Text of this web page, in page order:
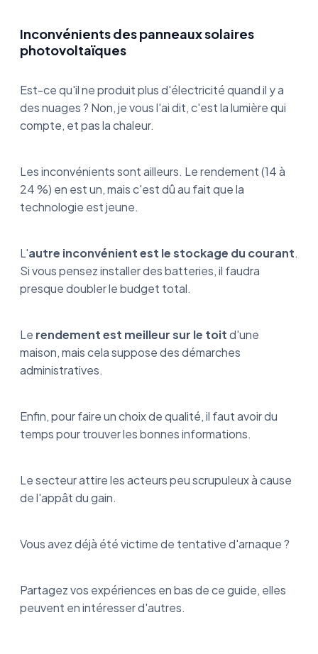
Inconvénients des panneaux solaires
photovoltaïques
Est-ce qu'il ne produit plus d'électricité quand il y a
des nuages ? Non, je vous l'ai dit, c'est la lumière qui
compte, et pas la chaleur.
Les inconvénients sont ailleurs. Le rendement (14 à
24 %) en est un, mais c'est dû au fait que la
technologie est jeune.
L'autre inconvénient est le stockage du courant.
Si vous pensez installer des batteries, il faudra
presque doubler le budget total.
Le rendement est meilleur sur le toitd'une
maison, mais cela suppose des démarches
administratives.
Enfin, pour faire un choix de qualité, il faut avoir du
temps pour trouver les bonnes informations.
Le secteur attire les acteurs peu scrupuleux à cause
de l'appât du gain.
Vous avez déjà été victime de tentative d'arnaque ?
Partagez vos expériences en bas de ce guide, elles
peuvent en intéresser d'autres.